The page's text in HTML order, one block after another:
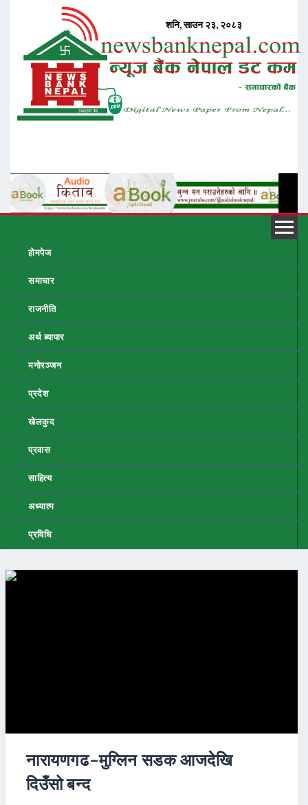
होमपेज
समाचार
राजनीति
अर्थ ब्यापार
मनोरञ्जन
प्रदेश
खेलकुद
प्रवास
साहित्य
अध्यात्म
प्रविधि
नारायणगढ–मुग्लिन सडक आजदेखि
दिउँसो बन्द